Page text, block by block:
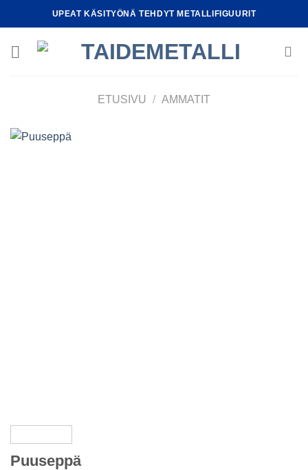
to
UPEAT KÄSITYÖNÄ TEHDYT METALLIFIGUURIT
ETUSIVU / AMMATIT
Puuseppä